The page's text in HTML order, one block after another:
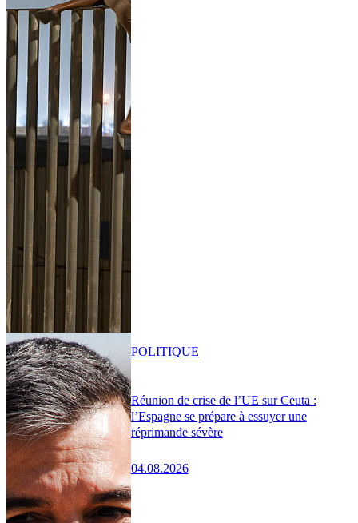
Réunion de crise de l’UE sur Ceuta :
l’Espagne se prépare à essuyer une
réprimande sévère
04.08.2026
POLITIQUE